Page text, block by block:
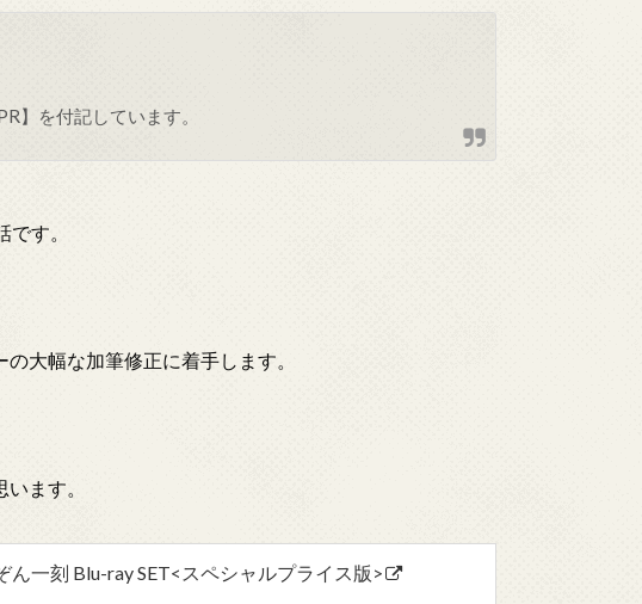
】を付記しています。
す。
大幅な加筆修正に着手します。
ます。
ん一刻 Blu-ray SET<スペシャルプライス版>